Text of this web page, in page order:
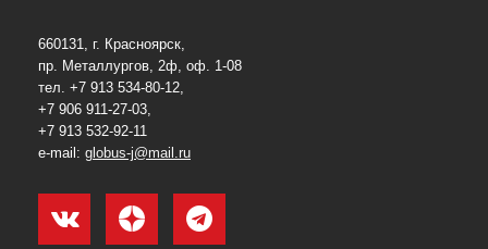
660131, г. Красноярск,
пр. Металлургов, 2ф, оф. 1-08
тел. +7 913 534-80-12,
+7 906 911-27-03,
+7 913 532-92-11
e-mail: globus-j@mail.ru